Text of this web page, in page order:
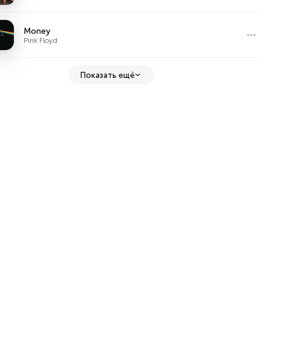
Money
Pink Floyd
Показать ещё